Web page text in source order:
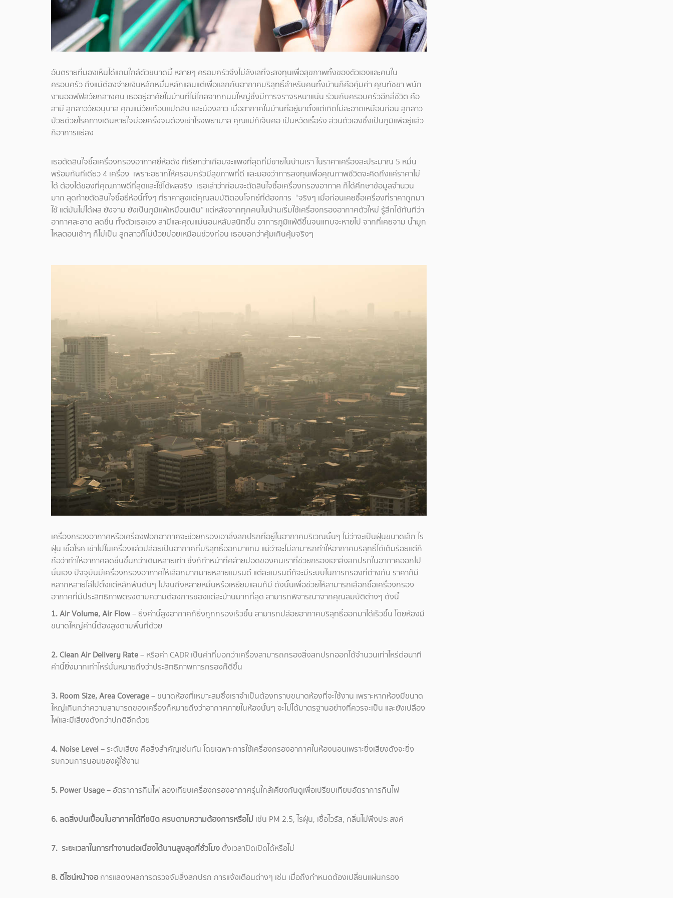
อันตรายที่มองเห็นได้แถมใกล้ตัวขนาดนี้ หลายๆ ครอบครัวจึงไม่ลังเลที่จะลงทุนเพื่อสุขภาพทั้งของตัวเองและคนใน
ครอบครัว ถึงแม้ต้องจ่ายเงินหลักหมื่นหลักแสนแต่เพื่อแลกกับอากาศบริสุทธิ์สำหรับคนทั้งบ้านก็คือคุ้มค่า คุณทัชชา พนัก
งานออฟฟิสวัยกลางคน เธออยู่อาศัยในบ้านที่ไม่ไกลจากถนนใหญ่ซึ่งมีการจราจรหนาแน่น ร่วมกับครอบครัวอีกสี่ชีวิต คือ
สามี ลูกสาววัยอนุบาล คุณแม่วัยเกือบแปดสิบ และน้องสาว เมื่ออากาศในบ้านที่อยู่มาตั้งแต่เกิดไม่สะอาดเหมือนก่อน ลูกสาว
ป่วยด้วยโรคทางเดินหายใจบ่อยครั้งจนต้องเข้าโรงพยาบาล คุณแม่ก็เจ็บคอ เป็นหวัดเรื้อรัง ส่วนตัวเองซึ่งเป็นภูมิแพ้อยู่แล้ว
ก็อาการแย่ลง
เธอตัดสินใจซื้อเครื่องกรองอากาศยี่ห้อดัง ที่เรียกว่าเกือบจะแพงที่สุดที่มีขายในบ้านเรา ในราคาเครื่องละประมาณ 5 หมื่น
พร้อมกันทีเดียว 4 เครื่อง เพราะอยากให้ครอบครัวมีสุขภาพที่ดี และมองว่าการลงทุนเพื่อคุณภาพชีวิตจะคิดถึงแค่ราคาไม่
ได้ ต้องได้ของที่คุณภาพดีที่สุดและใช้ได้ผลจริง เธอเล่าว่าก่อนจะตัดสินใจซื้อเครื่องกรองอากาศ ก็ได้ศึกษาข้อมูลจำนวน
มาก สุดท้ายตัดสินใจซื้อยี่ห้อนี้ทั้งๆ ที่ราคาสูงแต่คุณสมบัติตอบโจทย์ที่ต้องการ “จริงๆ เมื่อก่อนเคยซื้อเครื่องที่ราคาถูกมา
ใช้ แต่มันไม่ได้ผล ยังจาม ยังเป็นภูมิแพ้เหมือนเดิม” แต่หลังจากทุกคนในบ้านเริ่มใช้เครื่องกรองอากาศตัวใหม่ รู้สึกได้ทันทีว่า
อากาศสะอาด สดชื่น ทั้งตัวเธอเอง สามีและคุณแม่นอนหลับสนิทขึ้น อาการภูมิแพ้ดีขึ้นจนแทบจะหายไป จากที่เคยจาม น้ำมูก
ไหลตอนเช้าๆ ก็ไม่เป็น ลูกสาวก็ไม่ป่วยบ่อยเหมือนช่วงก่อน เธอบอกว่าคุ้มเกินคุ้มจริงๆ
เครื่องกรองอากาศหรือเครื่องฟอกอากาศจะช่วยกรองเอาสิ่งสกปรกที่อยู่ในอากาศบริเวณนั้นๆ ไม่ว่าจะเป็นฝุ่นขนาดเล็ก ไร
ฝุ่น เชื้อโรค เข้าไปในเครื่องแล้วปล่อยเป็นอากาศที่บริสุทธิ์ออกมาแทน แม้ว่าจะไม่สามารถทำให้อากาศบริสุทธิ์ได้เต็มร้อยแต่ก็
ถือว่าทำให้อากาศสดชื่นขึ้นกว่าเดิมหลายเท่า ซึ่งก็ทำหน้าที่คล้ายปอดของคนเราที่ช่วยกรองเอาสิ่งสกปรกในอากาศออกไป
นั่นเอง ปัจจุบันมีเครื่องกรองอากาศให้เลือกมากมายหลายแบรนด์ แต่ละแบรนด์ก็จะมีระบบในการกรองที่ต่างกัน ราคาก็มี
หลากหลายไล่ไปตั้งแต่หลักพันต้นๆ ไปจนถึงหลายหมื่นหรือเหยียบแสนก็มี ดังนั้นเพื่อช่วยให้สามารถเลือกซื้อเครื่องกรอง
อากาศที่มีประสิทธิภาพตรงตามความต้องการของแต่ละบ้านมากที่สุด สามารถพิจารณาจากคุณสมบัติต่างๆ ดังนี้
1. Air Volume, Air Flow– ยิ่งค่านี้สูงอากาศก็ยิ่งถูกกรองเร็วขึ้น สามารถปล่อยอากาศบริสุทธิ์ออกมาได้เร็วขึ้น โดยห้องมี
ขนาดใหญ่ค่านี้ต้องสูงตามพื้นที่ด้วย
2. Clean Air Delivery Rate– หรือค่า CADR เป็นค่าที่บอกว่าเครื่องสามารถกรองสิ่งสกปรกออกได้จำนวนเท่าไหร่ต่อนาที
ค่านี้ยิ่งมากเท่าไหร่นั่นหมายถึงว่าประสิทธิภาพการกรองก็ดีขึ้น
3. Room Size, Area Coverage– ขนาดห้องที่เหมาะสมซึ่งเราจำเป็นต้องทราบขนาดห้องที่จะใช้งาน เพราะหากห้องมีขนาด
ใหญ่เกินกว่าความสามารถของเครื่องก็หมายถึงว่าอากาศภายในห้องนั้นๆ จะไม่ได้มาตรฐานอย่างที่ควรจะเป็น และยังเปลือง
ไฟและมีเสียงดังกว่าปกติอีกด้วย
4. Noise Level – ระดับเสียง คือสิ่งสำคัญเช่นกัน โดยเฉพาะการใช้เครื่องกรองอากาศในห้องนอนเพราะยิ่งเสียงดังจะยิ่ง
รบกวนการนอนของผู้ใช้งาน
5. Power Usage– อัตราการกินไฟ ลองเทียบเครื่องกรองอากาศรุ่นใกล้เคียงกันดูเพื่อเปรียบเทียบอัตราการกินไฟ
6. ลดสิ่งปนเปื้อนในอากาศได้กี่ชนิด ครบตามความต้องการหรือไม่ เช่น PM 2.5, ไรฝุ่น, เชื้อไวรัส, กลิ่นไม่พึงประสงค์
7. ระยะเวลาในการทำงานต่อเนื่องได้นานสูงสุดกี่ชั่วโมงตั้งเวลาปิดเปิดได้หรือไม่
8. ดีไซน์หน้าจอการแสดงผลการตรวจจับสิ่งสกปรก การแจ้งเตือนต่างๆ เช่น เมื่อถึงกำหนดต้องเปลี่ยนแผ่นกรอง